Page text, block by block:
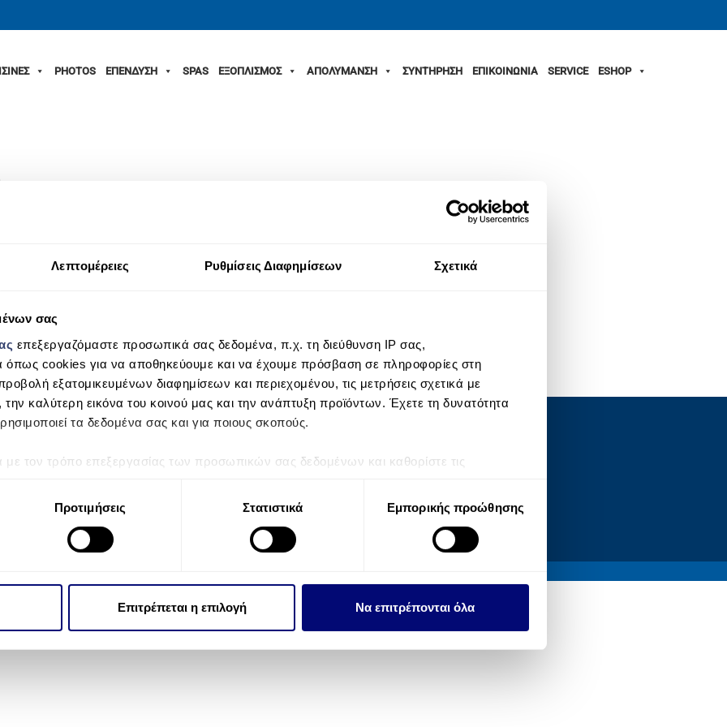
Λεπτομέρειες Ρυθμίσεις Διαφημίσεων Σχετικά
σας
επεξεργαζόμαστε προσωπικά σας δεδομένα, π.χ. τη διεύθυνση IP σας,
όπως cookies για να αποθηκεύουμε και να έχουμε πρόσβαση σε πληροφορίες στη
εξατομικευμένων διαφημίσεων και περιεχομένου, τις μετρήσεις σχετικά με
την καλύτερη εικόνα του κοινού μας και την ανάπτυξη προϊόντων. Έχετε τη δυνατότητα
τα δεδομένα σας και για ποιους σκοπούς.
με τον τρόπο επεξεργασίας των προσωπικών σας δεδομένων και καθορίστε τις
εξατομίκευση περιεχομένου και διαφημίσεων, την παροχή λειτουργιών κοινωνικών
τους.
Προτιμήσεις Στατιστικά Εμπορικής προώθησης
Επιτρέπεται η επιλογή Να επιτρέπονται όλα
PHOTOS ΕΠΕΝΔΥΣΗ SPAS ΕΞΟΠΛΙΣΜΟΣ ΑΠΟΛΥΜΑΝΣΗ ΣΥΝΤΗΡΗΣΗ ΕΠΙΚΟΙΝΩΝΙΑ SERVICE ESHOP